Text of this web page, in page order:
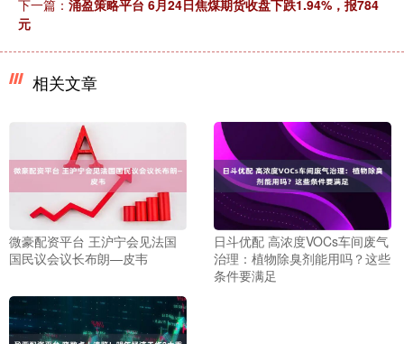
下一篇： 涌盈策略平台 6月24日焦煤期货收盘下跌1.94%，报784
元
相关文章
微豪配资平台 王沪宁会见法国
国民议会议长布朗—皮韦
日斗优配 高浓度VOCs车间废气
治理：植物除臭剂能用吗？这些
条件要满足